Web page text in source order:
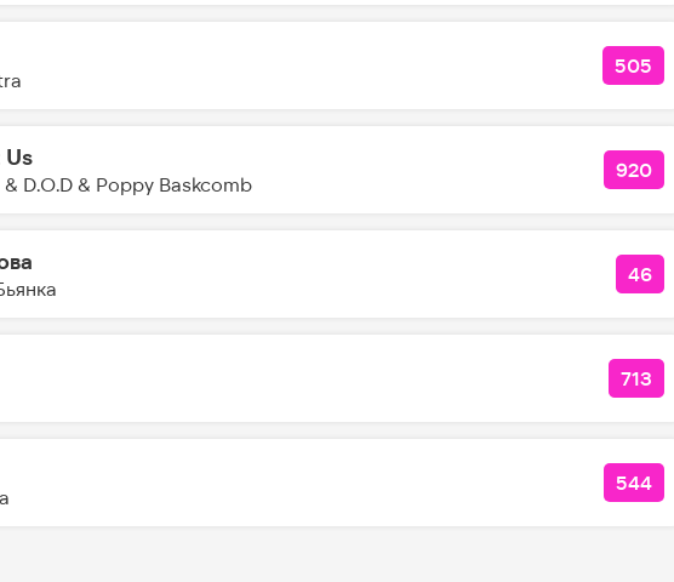
505
Us
& D.O.D & Poppy Baskcomb
920
46
713
544